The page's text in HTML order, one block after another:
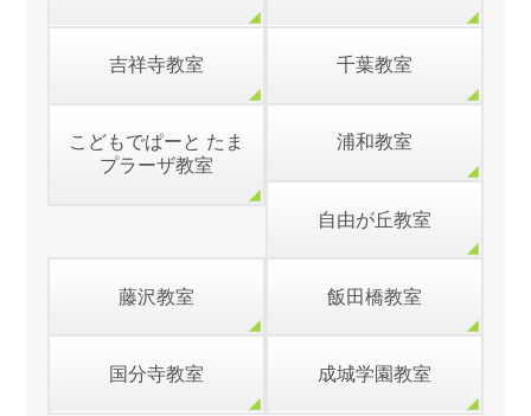
吉祥寺教室 千葉教室
こどもでぱーと たま
プラーザ教室
浦和教室
自由が丘教室
藤沢教室 飯田橋教室
国分寺教室 成城学園教室